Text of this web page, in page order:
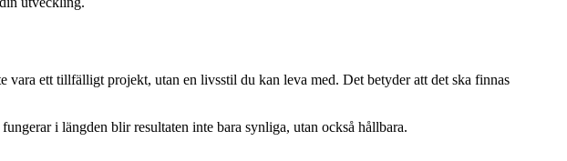
ett tillfälligt projekt, utan en livsstil du kan leva med. Det betyder att det ska finnas
i längden blir resultaten inte bara synliga, utan också hållbara.